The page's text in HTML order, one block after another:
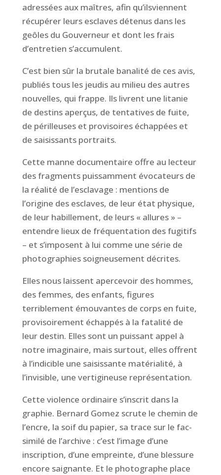
adressées aux maîtres, afin qu’ilsviennent
récupérer leurs esclaves détenus dans les
geôles du Gouverneur et dont les frais
d’entretien s’accumulent.
C’est bien sûr la brutale banalité de ces avis,
publiés tous les jeudis au milieu des autres
nouvelles, qui frappe. Ils livrent une litanie
de destins aperçus, de tentatives de fuite,
de périlleuses et provisoires échappéeset
de saisissants portraits.
Cette manne documentaire offre au lecteur
des fragments puissamment évocateursde
la réalité de l’esclavage : mentionsde
l’origine des esclaves, de leur état physique,
de leur habillement, de leurs« allures » –
entendre lieux de fréquentation des fugitifs
– et s’imposent à lui comme une série de
photographies soigneusement décrites.
Elles nous laissent apercevoir des hommes,
des femmes, des enfants, figures
terriblement émouvantes de corps en fuite,
provisoirement échappés à la fatalité de
leur destin. Elles sont un puissant appel à
notre imaginaire, mais surtout, elles offrent
à l’indicible une saisissante matérialité, à
l’invisible, une vertigineuse représentation.
Cette violence ordinaire s’inscrit dans la
graphie. Bernard Gomez scrute le chemin de
l’encre, la soif du papier, sa trace sur le fac-
similé de l’archive : c’est l’image d’une
inscription, d’une empreinte, d’une blessure
encore saignante. Et le photographe place